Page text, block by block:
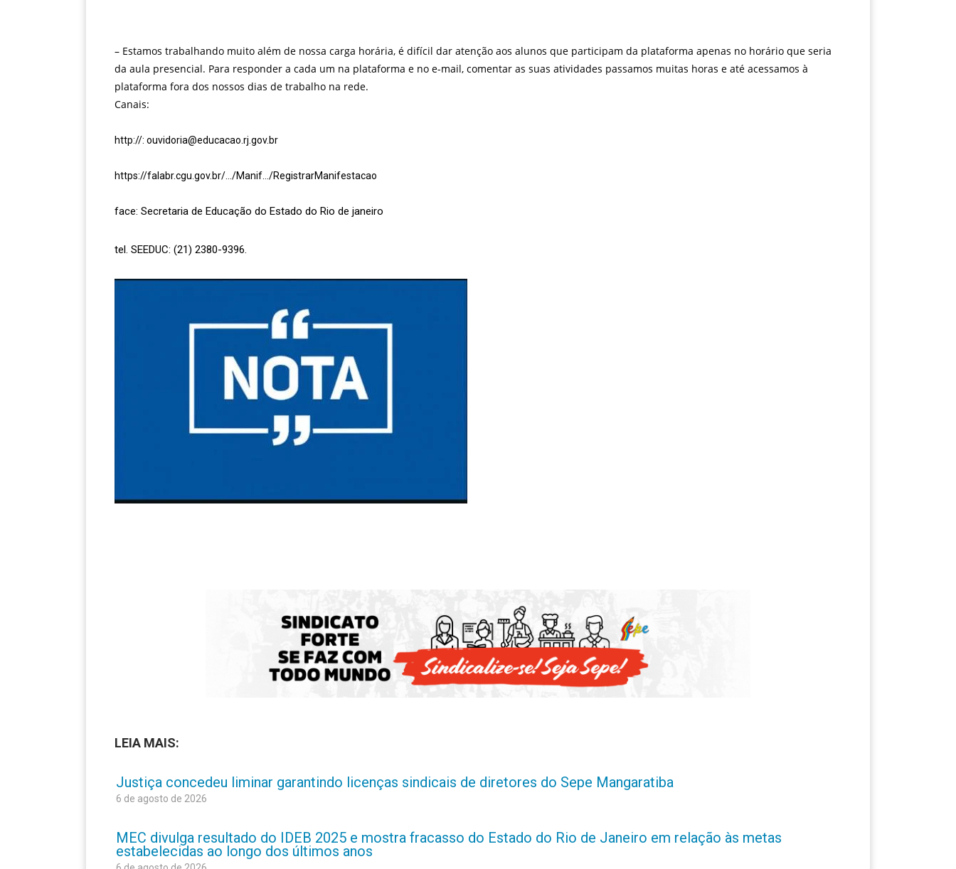
– Estamos trabalhando muito além de nossa carga horária, é difícil dar atenção aos alunos que participam da plataforma apenas no horário que seria
da aula presencial. Para responder a cada um na plataforma e no e-mail, comentar as suas atividades passamos muitas horas e até acessamos à
plataforma fora dos nossos dias de trabalho na rede.
Canais:
http://: ouvidoria@educacao.rj.gov.br
https://falabr.cgu.gov.br/…/Manif…/RegistrarManifestacao
face: Secretaria de Educação do Estado do Rio de janeiro
tel. SEEDUC: (21) 2380-9396.
LEIA MAIS:
Justiça concedeu liminar garantindo licenças sindicais de diretores do Sepe Mangaratiba
6 de agosto de 2026
MEC divulga resultado do IDEB 2025 e mostra fracasso do Estado do Rio de Janeiro em relação às metas
estabelecidas ao longo dos últimos anos